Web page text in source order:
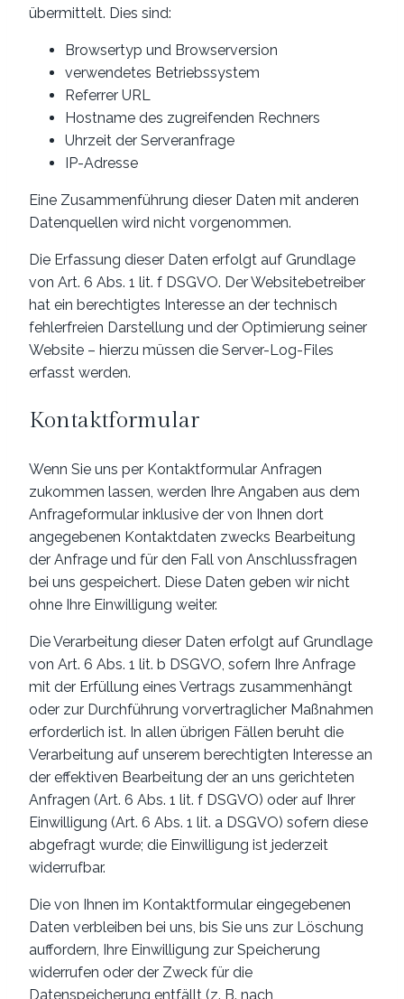
übermittelt. Dies sind:
Browsertyp und Browserversion
verwendetes Betriebssystem
Referrer URL
Hostname des zugreifenden Rechners
Uhrzeit der Serveranfrage
IP-Adresse
Eine Zusammenführung dieser Daten mit anderen
Datenquellen wird nicht vorgenommen.
Die Erfassung dieser Daten erfolgt auf Grundlage
von Art. 6 Abs. 1 lit. f DSGVO. Der Websitebetreiber
hat ein berechtigtes Interesse an der technisch
fehlerfreien Darstellung und der Optimierung seiner
Website – hierzu müssen die Server-Log-Files
erfasst werden.
Kontaktformular
Wenn Sie uns per Kontaktformular Anfragen
zukommen lassen, werden Ihre Angaben aus dem
Anfrageformular inklusive der von Ihnen dort
angegebenen Kontaktdaten zwecks Bearbeitung
der Anfrage und für den Fall von Anschlussfragen
bei uns gespeichert. Diese Daten geben wir nicht
ohne Ihre Einwilligung weiter.
Die Verarbeitung dieser Daten erfolgt auf Grundlage
von Art. 6 Abs. 1 lit. b DSGVO, sofern Ihre Anfrage
mit der Erfüllung eines Vertrags zusammenhängt
oder zur Durchführung vorvertraglicher Maßnahmen
erforderlich ist. In allen übrigen Fällen beruht die
Verarbeitung auf unserem berechtigten Interesse an
der effektiven Bearbeitung der an uns gerichteten
Anfragen (Art. 6 Abs. 1 lit. f DSGVO) oder auf Ihrer
Einwilligung (Art. 6 Abs. 1 lit. a DSGVO) sofern diese
abgefragt wurde; die Einwilligung ist jederzeit
widerrufbar.
Die von Ihnen im Kontaktformular eingegebenen
Daten verbleiben bei uns, bis Sie uns zur Löschung
auffordern, Ihre Einwilligung zur Speicherung
widerrufen oder der Zweck für die
Datenspeicherung entfällt (z. B. nach